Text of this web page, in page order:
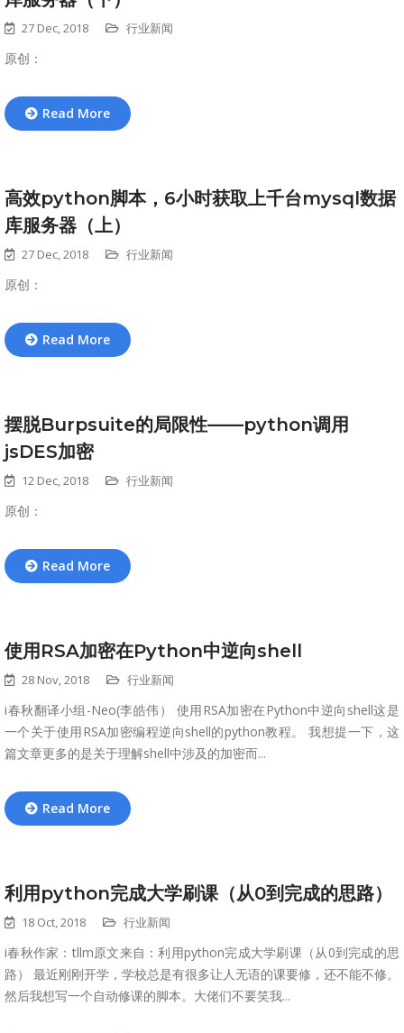
27 Dec, 2018 行业新闻
原创：
Read More
高效python脚本，6小时获取上千台mysql数据
库服务器（上）
27 Dec, 2018 行业新闻
原创：
Read More
摆脱Burpsuite的局限性——python调用
jsDES加密
12 Dec, 2018 行业新闻
原创：
Read More
使用RSA加密在Python中逆向shell
28 Nov, 2018 行业新闻
i春秋翻译小组-Neo(李皓伟） 使用RSA加密在Python中逆向shell这是
一个关于使用RSA加密编程逆向shell的python教程。 我想提一下，这
篇文章更多的是关于理解shell中涉及的加密而...
Read More
利用python完成大学刷课（从0到完成的思路）
18 Oct, 2018 行业新闻
i春秋作家：tllm原文来自：利用python完成大学刷课（从0到完成的思
路） 最近刚刚开学，学校总是有很多让人无语的课要修，还不能不修。
然后我想写一个自动修课的脚本。大佬们不要笑我...